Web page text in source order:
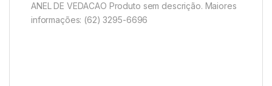
ANEL DE VEDACAO Produto sem descrição. Maiores
informações: (62) 3295-6696